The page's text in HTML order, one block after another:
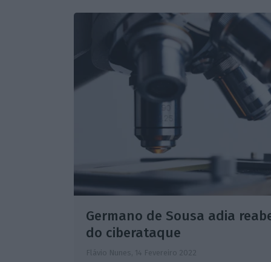
Germano de Sousa adia
do ciberataque
Flávio Nunes, 14 Fevereiro 2022